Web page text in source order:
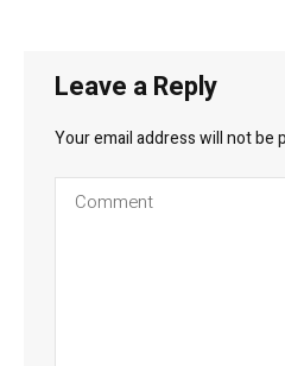
Leave a Reply
Your email address will not be